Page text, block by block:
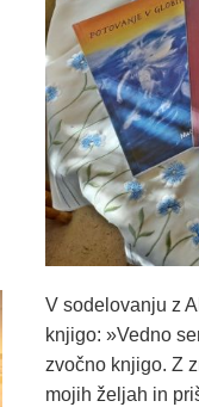
V sodelovanju z
knjigo: »Vedno
zvočno knjigo. Z
mojih željah in